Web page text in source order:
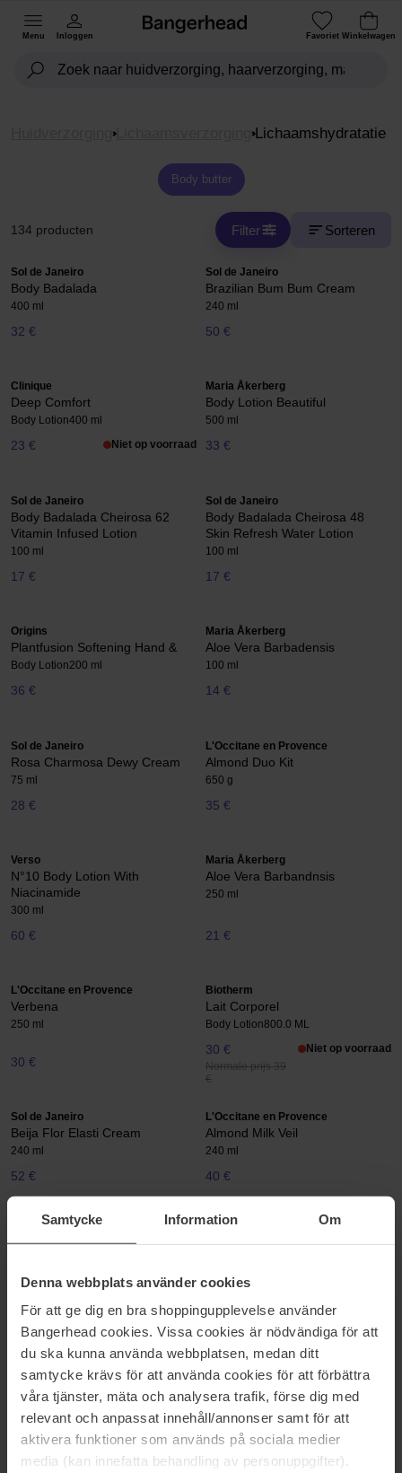
Samtycke Information Om
Denna webbplats använder cookies
För att ge dig en bra shoppingupplevelse använder
Bangerhead cookies. Vissa cookies är nödvändiga för att
du ska kunna använda webbplatsen, medan ditt
samtycke krävs för att använda cookies för att förbättra
våra tjänster, mäta och analysera trafik, förse dig med
relevant och anpassat innehåll/annonser samt för att
aktivera funktioner som används på sociala medier
media (kan innefatta behandling av personuppgifter).
Menu Inloggen Favoriet Winkelwagen
Lichaamsverzorging Lichaamshydratatie
Body butter
134 producten Filter Sorteren
Sol de Janeiro
Body Badalada
400 ml
32 €
Sol de Janeiro
Brazilian Bum Bum Cream
240 ml
50 €
Clinique
Deep Comfort
Body Lotion400 ml
23 € Niet op voorraad
Maria Åkerberg
Body Lotion Beautiful
500 ml
33 €
Sol de Janeiro
Body Badalada Cheirosa 62
Vitamin Infused Lotion
100 ml
17 €
Sol de Janeiro
Body Badalada Cheirosa 48
Skin Refresh Water Lotion
100 ml
17 €
Origins
Plantfusion Softening Hand &
Body Lotion200 ml
36 €
Maria Åkerberg
Aloe Vera Barbadensis
100 ml
14 €
Sol de Janeiro
Rosa Charmosa Dewy Cream
75 ml
28 €
L'Occitane en Provence
Almond Duo Kit
650 g
35 €
Verso
N°10 Body Lotion With
Niacinamide
300 ml
60 €
Maria Åkerberg
Aloe Vera Barbandnsis
250 ml
21 €
L'Occitane en Provence
Verbena
250 ml
30 €
Biotherm
Lait Corporel
Body Lotion800.0 ML
30 €
Normale prijs 39
€
Niet op voorraad
Sol de Janeiro
Beija Flor Elasti Cream
240 ml
52 €
L'Occitane en Provence
Almond Milk Veil
240 ml
40 €
Sol de Janeiro
Bom Dia Bright Cream
28 €
Body Lotion
19 €
Fugazzi
Angel Dust
Body Lotion250 ml
42 € Niet op voorraad
Bodyologist
Night Glove Regenerating
Body Cream250 ml
49 €
Nuxe Maria Åkerberg